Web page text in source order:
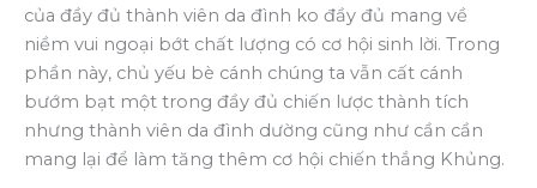
của đầy đủ thành viên da đình ko đầy đủ mang về
niềm vui ngoại bớt chất lượng có cơ hội sinh lời. Trong
phần này, chủ yếu bè cánh chúng ta vẫn cất cánh
bướm bạt một trong đầy đủ chiến lược thành tích
nhưng thành viên da đình dường cũng như cần cần
mang lại để làm tăng thêm cơ hội chiến thắng Khủng.